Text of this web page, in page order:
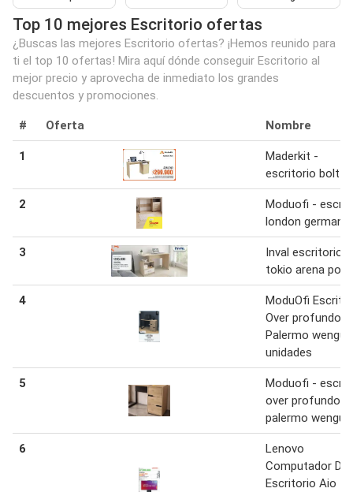
Top 10 mejores Escritorio ofertas
¿Buscas las mejores Escritorio ofertas? ¡Hemos reunido para
ti el top 10 ofertas! Mira aquí dónde conseguir Escritorio al
mejor precio y aprovecha de inmediato los grandes
descuentos y promociones.
# Oferta Nombre
1
Maderkit -
escritorio bolt
2
Moduofi -
london germani
3
Inval escritorio
tokio arena polar
4
ModuOfi
Over profundo
Palermo
unidades
5
Moduofi -
over profundo
palermo wengue
6
Lenovo
Computador De
Escritorio Aio